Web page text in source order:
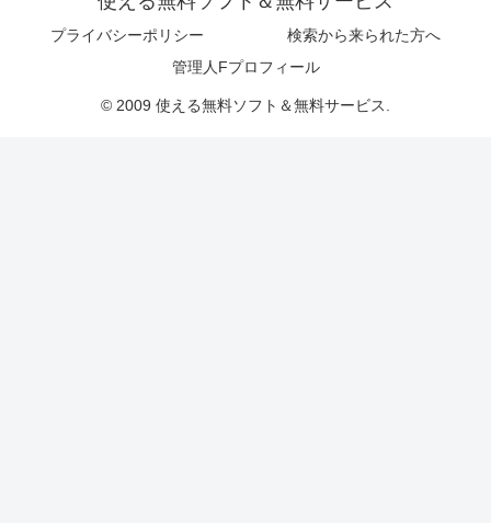
プライバシーポリシー
検索から来られた方へ
管理人Fプロフィール
© 2009 使える無料ソフト＆無料サービス.